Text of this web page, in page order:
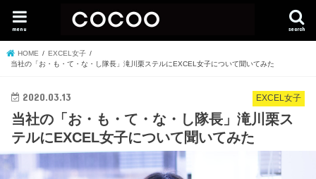
search
menu
HOME
EXCEL女子
当社の「お・も・て・な・し隊長」滝川栗ステルにEXCEL女子について聞いてみた
EXCEL女子
2020.03.13
当社の「お・も・て・な・し隊長」滝川栗ス
テルにEXCEL女子について聞いてみた